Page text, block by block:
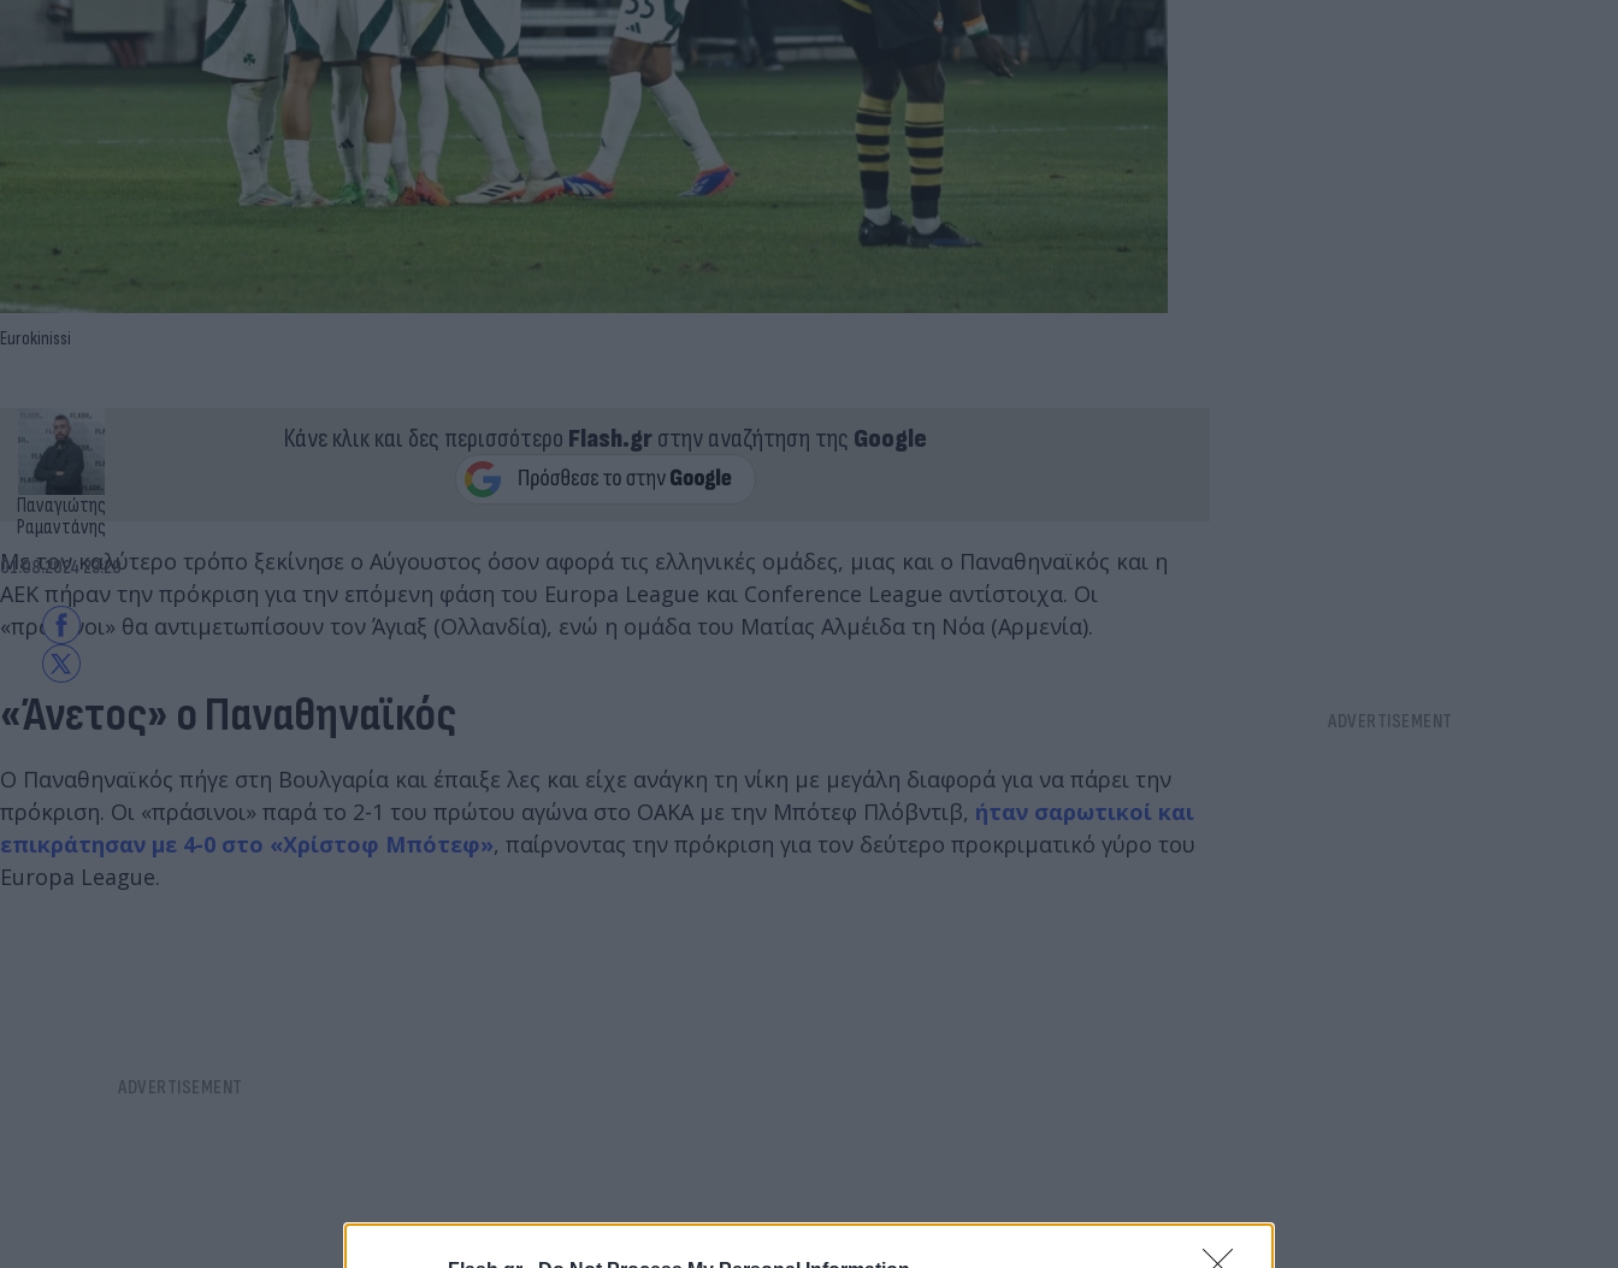
Eurokinissi
Παναγιώτης
Ραμαντάνης
01.08.2024 23:29
Κάνε κλικ και δες περισσότερο Flash.grστην αναζήτηση της Google
Με τον καλύτερο τρόπο ξεκίνησε ο Αύγουστος όσον αφορά τις ελληνικές ομάδες, μιας και ο Παναθηναϊκός και η
ΑΕΚ πήραν την πρόκριση για την επόμενη φάση του Europa League και Conference League αντίστοιχα. Οι
«πράσινοι» θα αντιμετωπίσουν τον Άγιαξ (Ολλανδία), ενώ η ομάδα του Ματίας Αλμέιδα τη Νόα (Αρμενία).
«Άνετος» ο Παναθηναϊκός
Ο Παναθηναϊκός πήγε στη Βουλγαρία και έπαιξε λες και είχε ανάγκη τη νίκη με μεγάλη διαφορά για να πάρει την
πρόκριση. Οι «πράσινοι» παρά το 2-1 του πρώτου αγώνα στο ΟΑΚΑ με την Μπότεφ Πλόβντιβ, ήταν σαρωτικοί και
επικράτησαν με 4-0 στο «Χρίστοφ Μπότεφ», παίρνοντας την πρόκριση για τον δεύτερο προκριματικό γύρο του
Europa League.